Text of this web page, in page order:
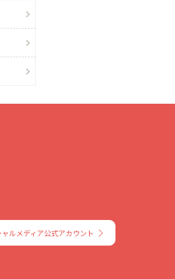
ルメディア公式アカウント